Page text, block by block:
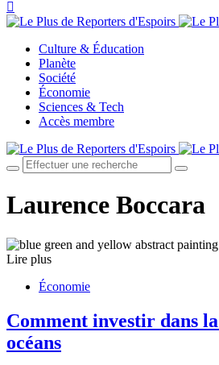
Culture & Éducation
Planète
Société
Économie
Sciences & Tech
Accès membre
Laurence Boccara
Lire plus
Économie
Comment investir dans
océans